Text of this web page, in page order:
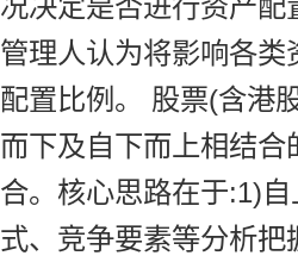
况决定是否进行资产
管理人认为将影响各
配置比例。 股票(含港
而下及自下而上相结
合。核心思路在于:1)
式、竞争要素等分析